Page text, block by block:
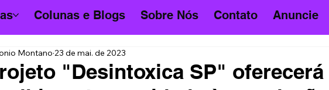
Colunas e Blogs Sobre Nós Contato Anuncie
"Desintoxica SP" oferecerá
Montano 23 de mai. de 2023